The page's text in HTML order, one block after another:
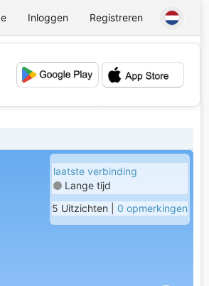
Inloggen Registreren
💕
laatste verbinding
Lange tijd
5 Uitzichten | 0 opmerkingen